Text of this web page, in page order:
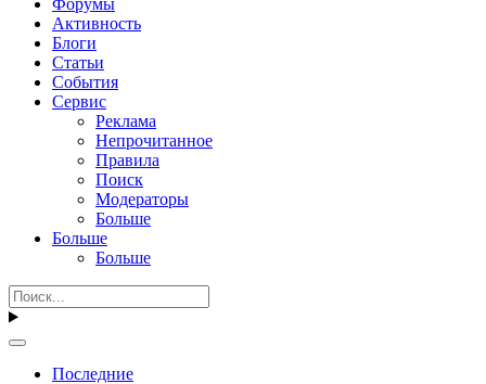
Активность
Блоги
Статьи
События
Сервис
Реклама
Непрочитанное
Правила
Поиск
Модераторы
Больше
Больше
Больше
Последние